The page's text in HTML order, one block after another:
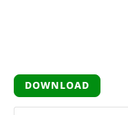
DOWNLOAD